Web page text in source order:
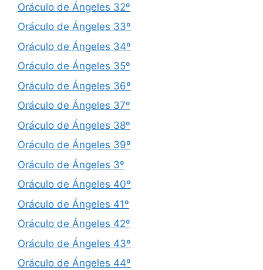
Oráculo de Ángeles 32º
Oráculo de Ángeles 33º
Oráculo de Ángeles 34º
Oráculo de Ángeles 35º
Oráculo de Ángeles 36º
Oráculo de Ángeles 37º
Oráculo de Ángeles 38º
Oráculo de Ángeles 39º
Oráculo de Ángeles 3º
Oráculo de Ángeles 40º
Oráculo de Ángeles 41º
Oráculo de Ángeles 42º
Oráculo de Ángeles 43º
Oráculo de Ángeles 44º